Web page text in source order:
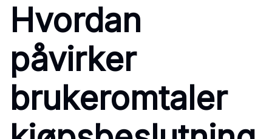
Hvordan
påvirker
brukeromtaler